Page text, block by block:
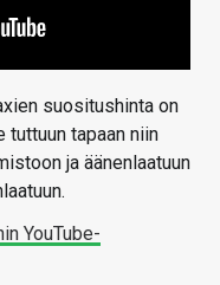
suositushinta on
tuttuun tapaan niin
ja äänenlaatuun
YouTube-